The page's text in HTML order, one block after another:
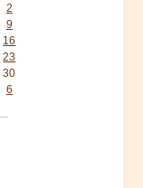
2
9
16
23
30
6